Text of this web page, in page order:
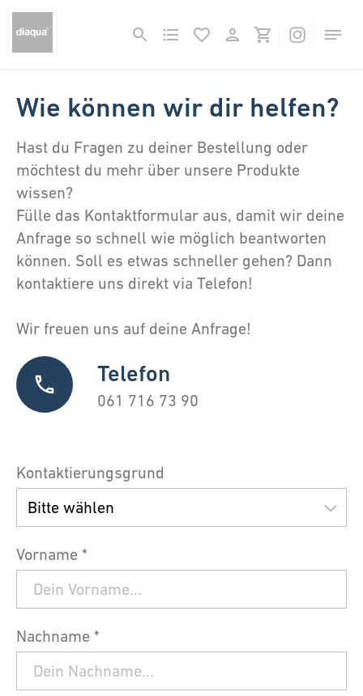
Wie können wir dir helfen?
Hast du Fragen zu deiner Bestellung oder
möchtest du mehr über unsere Produkte
wissen?
Fülle das Kontaktformular aus, damit wir deine
Anfrage so schnell wie möglich beantworten
können. Soll es etwas schneller gehen? Dann
kontaktiere uns direkt via Telefon!
Wir freuen uns auf deine Anfrage!
Telefon
061 716 73 90
Kontaktierungsgrund
Vorname *
Nachname *